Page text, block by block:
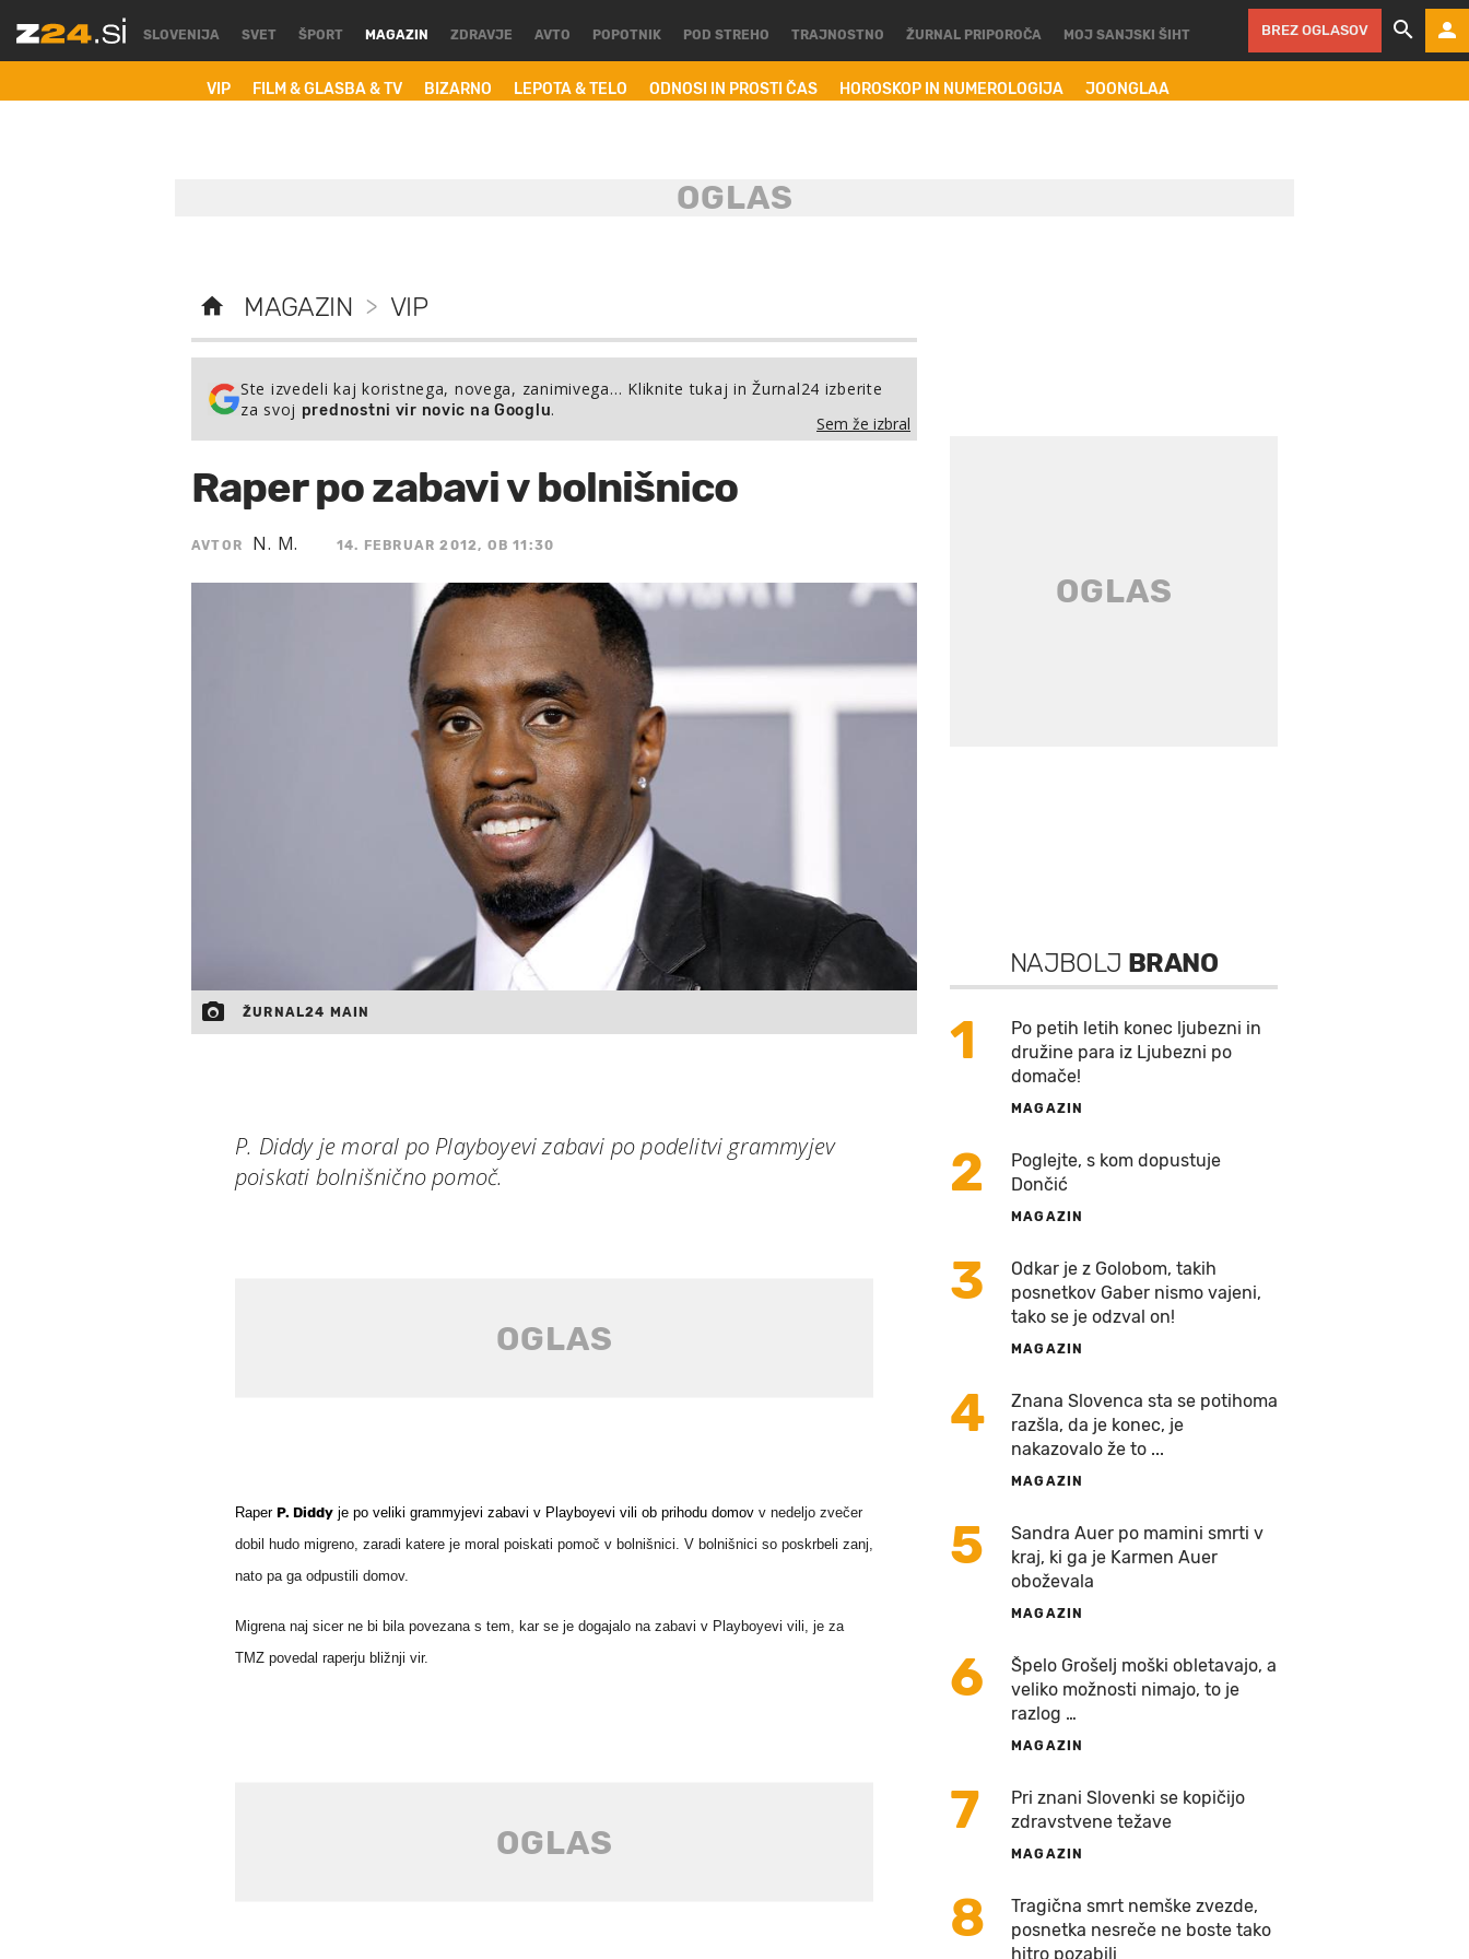
SLOVENIJA SVET ŠPORT MAGAZIN
VIP FILM & GLASBA & TV BIZARNO LEPOTA & TELO ODNOSI IN PROSTI ČAS HOROSKOP IN NUMEROLOGIJA JOONGLAA
ZDRAVJE AVTO POPOTNIK POD STREHO TRAJNOSTNO ŽURNAL PRIPOROČA MOJ SANJSKI ŠIHT BREZ OGLASOV
MAGAZIN > VIP
Ste izvedeli kaj koristnega, novega, zanimivega… Kliknite tukaj in Žurnal24 izberite
za svoj prednostni vir novic na Googlu.
Sem že izbral
Raper po zabavi v bolnišnico
AVTOR N. M. 14. FEBRUAR 2012, OB 11:30
ŽURNAL24 MAIN
P. Diddy je moral po Playboyevi zabavi po podelitvi grammyjev
poiskati bolnišnično pomoč.
Raper P. Diddy je po veliki grammyjevi zabavi v Playboyevi vili ob prihodu domov v nedeljo zvečer
dobil hudo migreno, zaradi katere je moral poiskati pomoč v bolnišnici. V bolnišnici so poskrbeli zanj,
nato pa ga odpustili domov.
Migrena naj sicer ne bi bila povezana s tem, kar se je dogajalo na zabavi v Playboyevi vili, je za
TMZ povedal raperju bližnji vir.
NAJBOLJ BRANO
1
Po petih letih konec ljubezni in
družine para iz Ljubezni po
domače!
MAGAZIN
2
Poglejte, s kom dopustuje
Dončić
MAGAZIN
3
Odkar je z Golobom, takih
posnetkov Gaber nismo vajeni,
tako se je odzval on!
MAGAZIN
4
Znana Slovenca sta se potihoma
razšla, da je konec, je
nakazovalo že to ...
MAGAZIN
5
Sandra Auer po mamini smrti v
kraj, ki ga je Karmen Auer
oboževala
MAGAZIN
6
Špelo Grošelj moški obletavajo, a
veliko možnosti nimajo, to je
razlog …
MAGAZIN
7
Pri znani Slovenki se kopičijo
zdravstvene težave
MAGAZIN
8
Tragična smrt nemške zvezde,
posnetka nesreče ne boste tako
hitro pozabili